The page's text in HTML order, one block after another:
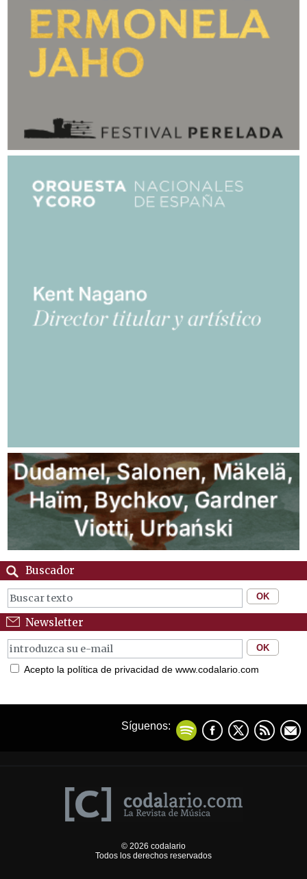
Buscador
Newsletter
Acepto la política de privacidad de www.codalario.com
Síguenos:
© 2026 codalario
Todos los derechos reservados